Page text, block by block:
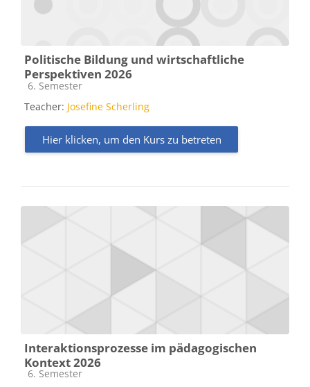
Politische Bildung und wirtschaftliche
Perspektiven 2026
Kursbereich
6. Semester
Teacher: Josefine Scherling
Hier klicken, um den Kurs zu betreten
Interaktionsprozesse im pädagogischen
Kontext 2026
Kursbereich
6. Semester